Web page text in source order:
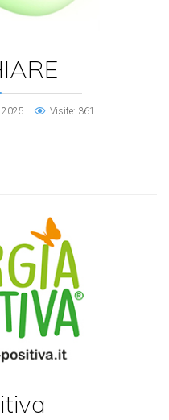
Visite: 361